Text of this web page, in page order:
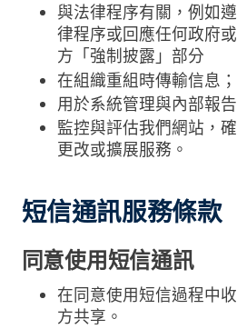
與法律程序有關，例如
律程序或回應任何政府
方「強制披露」部分
在組織重組時傳輸信息；
用於系統管理與內部報
監控與評估我們網站，
更改或擴展服務。
短信通訊服務條款
同意使用短信通訊
在同意使用短信過程中
方共享。